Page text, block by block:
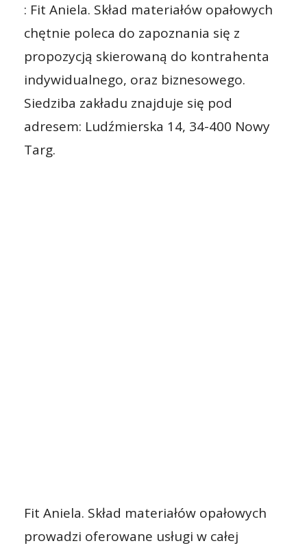
: Fit Aniela. Skład materiałów opałowych
chętnie poleca do zapoznania się z
propozycją skierowaną do kontrahenta
indywidualnego, oraz biznesowego.
Siedziba zakładu znajduje się pod
adresem: Ludźmierska 14, 34-400 Nowy
Targ.
Fit Aniela. Skład materiałów opałowych
prowadzi oferowane usługi w całej